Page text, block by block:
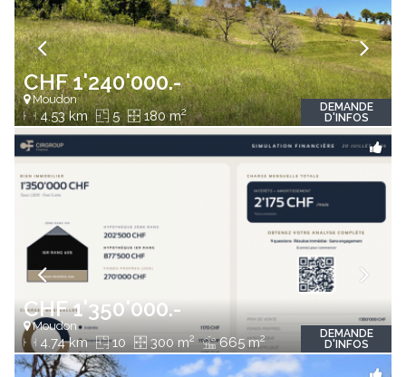
CHF 1'240'000.-
Moudon
4.53 km 5 180 m2
DEMANDE
D'INFOS
CHF 1'350'000.-
Moudon
4.74 km 10 300 m2 665 m2
DEMANDE
D'INFOS